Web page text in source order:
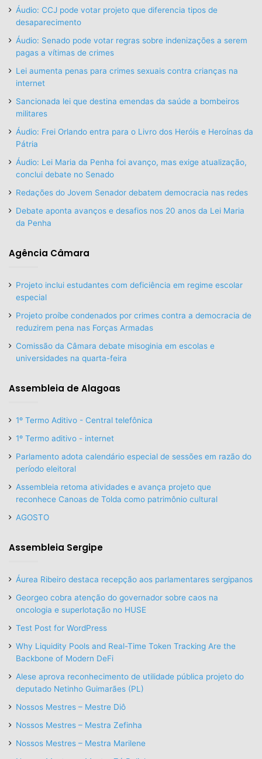
Áudio: CCJ pode votar projeto que diferencia tipos de
desaparecimento
Áudio: Senado pode votar regras sobre indenizações a serem
pagas a vítimas de crimes
Lei aumenta penas para crimes sexuais contra crianças na
internet
Sancionada lei que destina emendas da saúde a bombeiros
militares
Áudio: Frei Orlando entra para o Livro dos Heróis e Heroínas da
Pátria
Áudio: Lei Maria da Penha foi avanço, mas exige atualização,
conclui debate no Senado
Redações do Jovem Senador debatem democracia nas redes
Debate aponta avanços e desafios nos 20 anos da Lei Maria
da Penha
Agência Câmara
Projeto inclui estudantes com deficiência em regime escolar
especial
Projeto proíbe condenados por crimes contra a democracia de
reduzirem pena nas Forças Armadas
Comissão da Câmara debate misoginia em escolas e
universidades na quarta-feira
Assembleia de Alagoas
1º Termo Aditivo - Central telefônica
1º Termo aditivo - internet
Parlamento adota calendário especial de sessões em razão do
período eleitoral
Assembleia retoma atividades e avança projeto que
reconhece Canoas de Tolda como patrimônio cultural
AGOSTO
Assembleia Sergipe
Áurea Ribeiro destaca recepção aos parlamentares sergipanos
Georgeo cobra atenção do governador sobre caos na
oncologia e superlotação no HUSE
Test Post for WordPress
Why Liquidity Pools and Real-Time Token Tracking Are the
Backbone of Modern DeFi
Alese aprova reconhecimento de utilidade pública projeto do
deputado Netinho Guimarães (PL)
Nossos Mestres – Mestre Diô
Nossos Mestres – Mestra Zefinha
Nossos Mestres – Mestra Marilene